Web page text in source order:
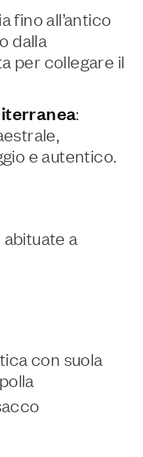
fino all’antico
dalla
per collegare il
:
e autentico.
a
con suola